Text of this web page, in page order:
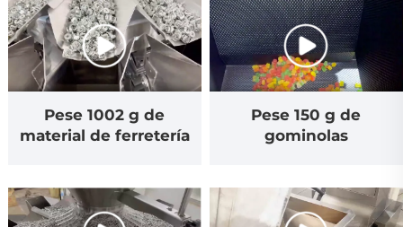
Pese 1002 g de
material de ferretería
Pese 150 g de
gominolas